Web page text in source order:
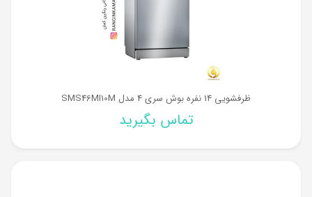
ظرفشویی 14 نفره بوش سری 4 مدل SMS46MI10M
تماس بگیرید